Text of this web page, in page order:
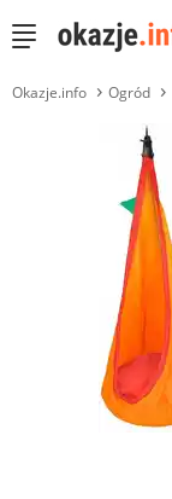
Okazje.info Ogród